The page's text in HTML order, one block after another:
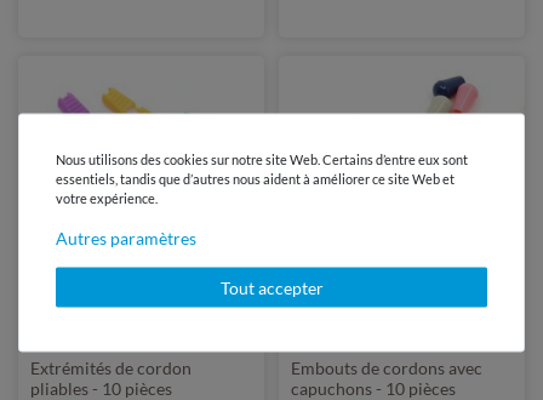
38 Couleurs
Extrémités de cordon
pliables - 10 pièces
Embouts de cordons avec
capuchons - 10 pièces
Nous utilisons des cookies sur notre site Web. Certains d’entre eux sont
essentiels, tandis que d’autres nous aident à améliorer ce site Web et
votre expérience.
Autres paramètres
Tout accepter